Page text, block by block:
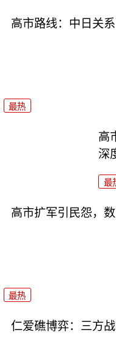
高市路线：中日关
最热
高
深
最
高市扩军引民怨，
最热
仁爱礁博弈：三方